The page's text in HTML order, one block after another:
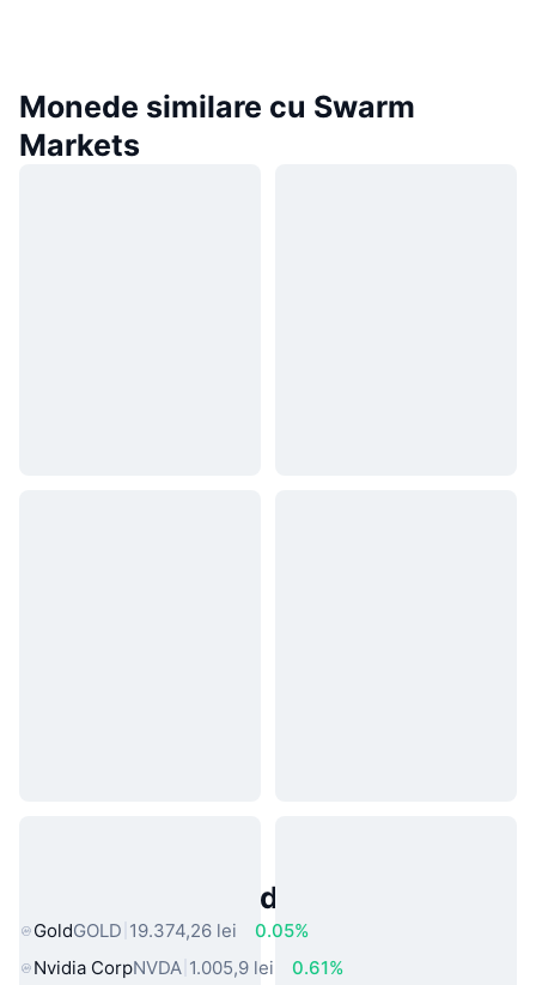
Monede similare cu Swarm
Markets
Active Populare din Lumea Reală
GoldGOLD 19.374,26 lei
0.05%
Nvidia CorpNVDA 1.005,9 lei
0.61%